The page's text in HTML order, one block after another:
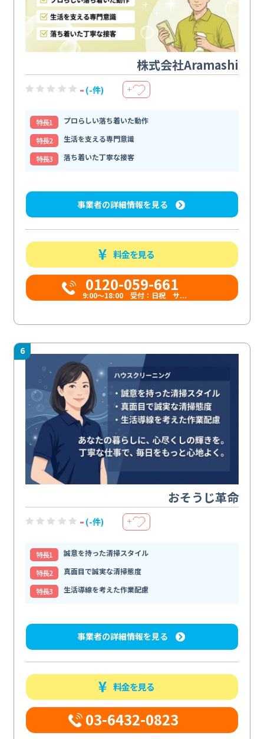
株式会社Aramashi
- (-件) ＋
特⻑1
プロらしい落ち着いた動作
特⻑2
生活を支える専門意識
特⻑3
落ち着いた丁寧な接客
事業者の詳細情報を見る
料金を見る
0120-059-661
9:00〜18:00 受付：日祝 サ...
6
おそうじ革命
- (-件) ＋
特⻑1
誠意を持った清掃スタイル
特⻑2
真面目で誠実な清掃態度
特⻑3
生活導線を考えた作業配慮
事業者の詳細情報を見る
料金を見る
03-6432-0823